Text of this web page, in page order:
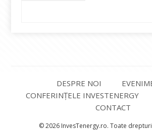
DESPRE NOI
CONFERINȚELE INVESTENERGY
CONTACT
© 2026 InvesTenergy.ro. Toate